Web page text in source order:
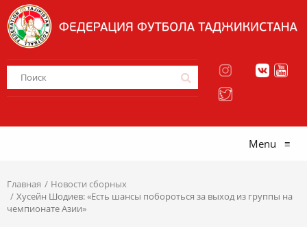
Menu ≡
Главная
Новости сборных
Хусейн Шодиев: «Есть шансы побороться за выход из группы на
чемпионате Азии»